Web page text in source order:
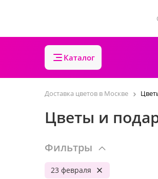
Каталог
Доставка цветов в Москве
Цветы и
Фильтры
23 февраля